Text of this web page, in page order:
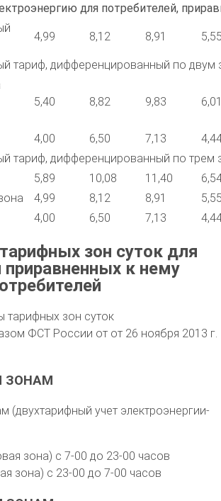
для потребителей,
4,99 8,12 8,91
тариф, дифференцированный по двум
5,40 8,82 9,83
4,00 6,50 7,13
тариф, дифференцированный по трем
5,89 10,08 11,40
4,99 8,12 8,91
4,00 6,50 7,13
зон суток для
приравненных к нему
тарифных зон суток
ФСТ России от от 26 ноября 2013 г.
ЗОНАМ
(двухтарифный учет электроэнергии-
зона) с 7-00 до 23-00 часов
зона) с 23-00 до 7-00 часов